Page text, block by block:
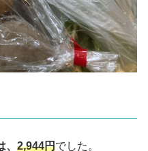
2,944円でした。